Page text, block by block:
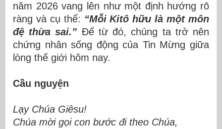
năm 2026 vang lên như một định hướng rõ
ràng và cụ thể: “Mỗi Kitô hữu là một môn
đệ thừa sai.” Để từ đó, chúng ta trở nên
chứng nhân sống động của Tin Mừng giữa
lòng thế giới hôm nay.
Cầu nguyện
Lạy Chúa Giêsu!
Chúa mời gọi con bước đi theo Chúa,